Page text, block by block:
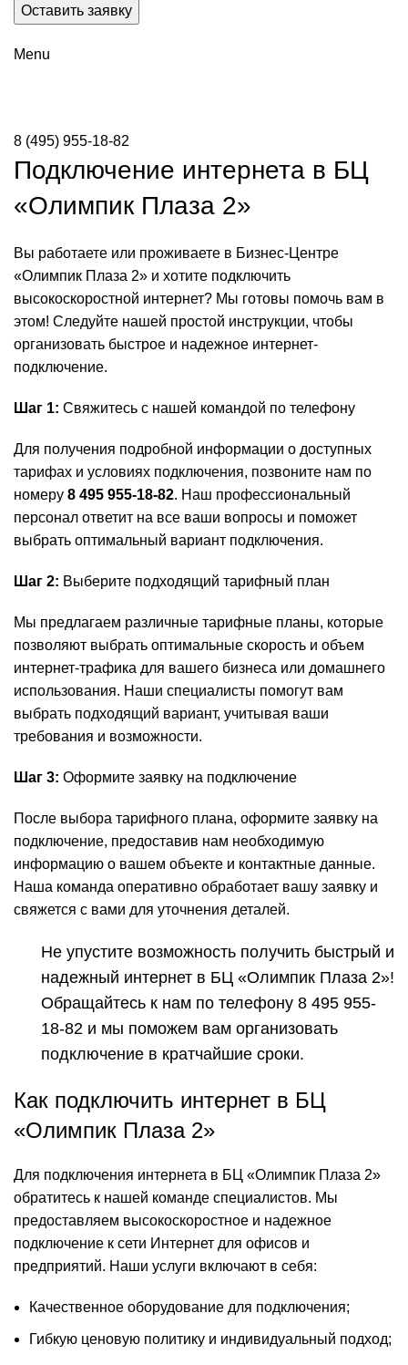
Menu
8 (495) 955-18-82
Подключение интернета в БЦ
«Олимпик Плаза 2»
Вы работаете или проживаете в Бизнес-Центре
«Олимпик Плаза 2» и хотите подключить
высокоскоростной интернет? Мы готовы помочь вам в
этом! Следуйте нашей простой инструкции, чтобы
организовать быстрое и надежное интернет-
подключение.
Шаг 1: Свяжитесь с нашей командой по телефону
Для получения подробной информации о доступных
тарифах и условиях подключения, позвоните нам по
номеру 8 495 955-18-82. Наш профессиональный
персонал ответит на все ваши вопросы и поможет
выбрать оптимальный вариант подключения.
Шаг 2: Выберите подходящий тарифный план
Мы предлагаем различные тарифные планы, которые
позволяют выбрать оптимальные скорость и объем
интернет-трафика для вашего бизнеса или домашнего
использования. Наши специалисты помогут вам
выбрать подходящий вариант, учитывая ваши
требования и возможности.
Шаг 3: Оформите заявку на подключение
После выбора тарифного плана, оформите заявку на
подключение, предоставив нам необходимую
информацию о вашем объекте и контактные данные.
Наша команда оперативно обработает вашу заявку и
свяжется с вами для уточнения деталей.
Не упустите возможность получить быстрый и
надежный интернет в БЦ «Олимпик Плаза 2»!
Обращайтесь к нам по телефону 8 495 955-
18-82 и мы поможем вам организовать
подключение в кратчайшие сроки.
Как подключить интернет в БЦ
«Олимпик Плаза 2»
Для подключения интернета в БЦ «Олимпик Плаза 2»
обратитесь к нашей команде специалистов. Мы
предоставляем высокоскоростное и надежное
подключение к сети Интернет для офисов и
предприятий. Наши услуги включают в себя:
Качественное оборудование для подключения;
Гибкую ценовую политику и индивидуальный подход;